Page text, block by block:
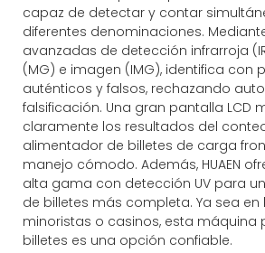
capaz de detectar y contar
diferentes denominaciones.
avanzadas de detección infrarroja
(MG) e imagen (IMG), identifica con
auténticos y falsos, rechazando
falsificación. Una gran pantalla LCD
claramente los resultados del
alimentador de billetes de carga
manejo cómodo. Además, HUAEN
alta gama con detección UV para
de billetes más completa. Ya sea
minoristas o casinos, esta máquina
billetes es una opción confiable.